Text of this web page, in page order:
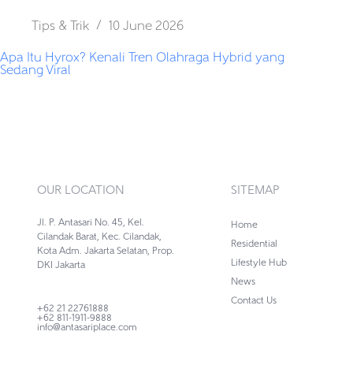
Tips & Trik 10 June 2026
Apa Itu Hyrox? Kenali Tren Olahraga Hybrid yang
Sedang Viral
OUR LOCATION
Jl. P. Antasari No. 45, Kel.
Cilandak Barat, Kec. Cilandak,
Kota Adm. Jakarta Selatan, Prop.
DKI Jakarta
+62 21 22761888
+62 811-1911-9888
info@antasariplace.com
SITEMAP
Home
Residential
Lifestyle Hub
News
Contact Us